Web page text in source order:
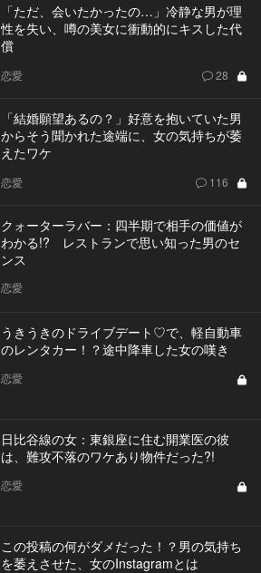
「ただ、会いたかったの…」冷静な男が理
性を失い、噂の美女に衝動的にキスした代
償
恋愛 28
「結婚願望あるの？」好意を抱いていた男
からそう聞かれた途端に、女の気持ちが萎
えたワケ
恋愛 116
クォーターラバー：四半期で相手の価値が
わかる!? レストランで思い知った男のセ
ンス
恋愛
うきうきのドライブデート♡で、軽自動車
のレンタカー！？途中降車した女の嘆き
恋愛
日比谷線の女：東銀座に住む開業医の彼
は、難攻不落のワケあり物件だった?!
恋愛
この投稿の何がダメだった！？男の気持ち
を萎えさせた、女のInstagramとは